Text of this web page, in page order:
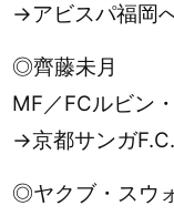
→アビスパ福岡
◎齊藤未月
MF／FCルビン
→京都サンガ
◎ヤクブ・スウ